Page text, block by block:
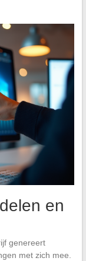
en
genereert
met zich mee.